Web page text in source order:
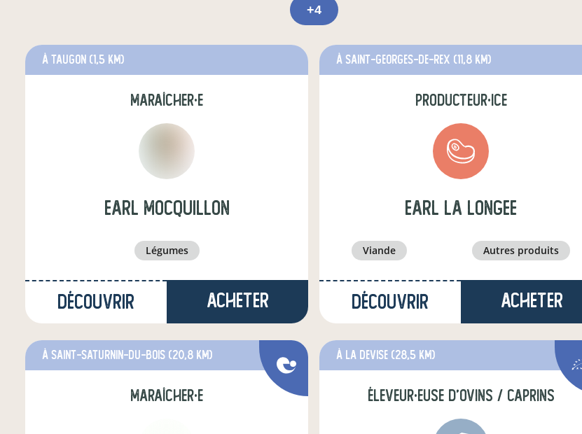
+4
à Taugon (1,5 km)
maraîcher·e
EARL MOCQUILLON
légumes
Découvrir Acheter
à Saint-Georges-de-Rex (11,8 km)
producteur·ice
earl la longee
viande autres produits
Découvrir Acheter
à Saint-Saturnin-du-Bois (20,8 km)
maraîcher·e
à La Devise (28,5 km)
éleveur·euse d'ovins / caprins